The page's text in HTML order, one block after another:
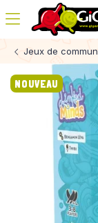
Jeux de
NOUVEAU